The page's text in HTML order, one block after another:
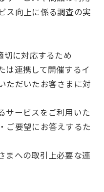
ス向上に係る調査の実
切に対応するため
は連携して開催するイ
ただいたお客さまに対
サービスをご利用いた
ご要望にお答えするた
まへの取引上必要な連